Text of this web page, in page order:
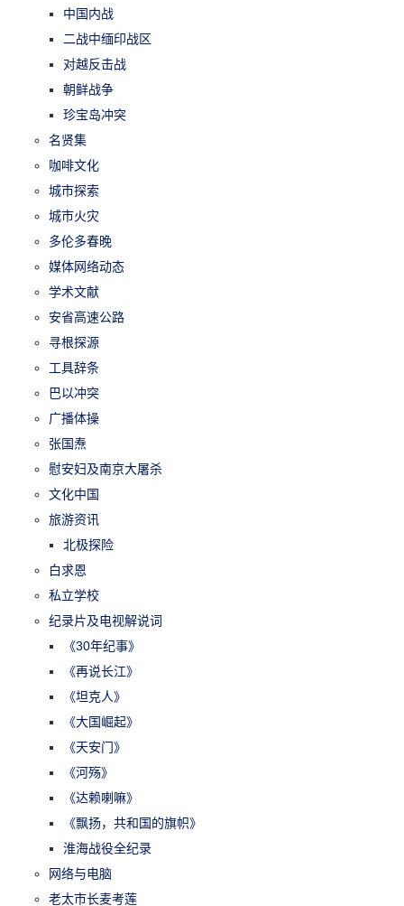
中国内战
二战中缅印战区
对越反击战
朝鲜战争
珍宝岛冲突
名贤集
咖啡文化
城市探索
城市火灾
多伦多春晚
媒体网络动态
学术文献
安省高速公路
寻根探源
工具辞条
巴以冲突
广播体操
张国焘
慰安妇及南京大屠杀
文化中国
旅游资讯
北极探险
白求恩
私立学校
纪录片及电视解说词
《30年纪事》
《再说长江》
《坦克人》
《大国崛起》
《天安门》
《河殇》
《达赖喇嘛》
《飘扬，共和国的旗帜》
淮海战役全纪录
网络与电脑
老太市长麦考莲